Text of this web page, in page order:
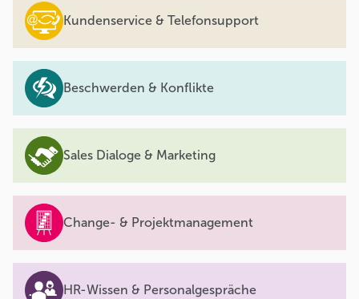
Kundenservice & Telefonsupport
Beschwerden & Konflikte
Sales Dialoge & Marketing
Change- & Projektmanagement
HR-Wissen & Personalgespräche